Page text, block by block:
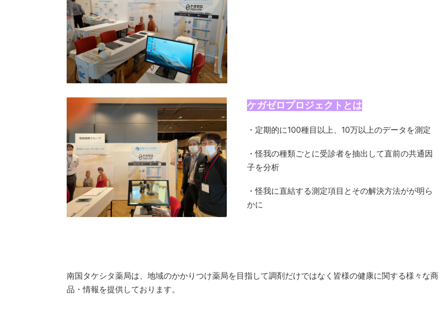
ケガゼロプロジェクトとは
・定期的に100種目以上、10万以上のデータを測定
・怪我の種類ごとに受診者を抽出して直前の共通因
子を分析
・怪我に直結する測定項目とその解決方法がが明ら
かに
南国タケシタ薬局は、地域のかかりつけ薬局を目指して調剤だけではなく皆様の健康に関する様々な商
品・情報を提供しております。